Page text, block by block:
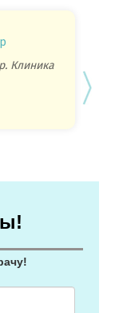
Клиника
Очень